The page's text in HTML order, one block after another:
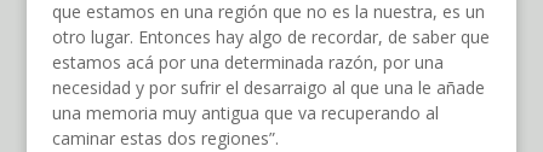
que estamos en una región que no es la nuestra, es un
otro lugar. Entonces hay algo de recordar, de saber que
estamos acá por una determinada razón, por una
necesidad y por sufrir el desarraigo al que una le añade
una memoria muy antigua que va recuperando al
caminar estas dos regiones”.